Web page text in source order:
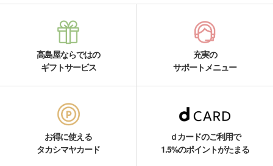
高島屋ならではの
ギフトサービス
充実の
サポートメニュー
お得に使える
タカシマヤカード
ｄカードのご利用で
1.5%のポイントがたまる